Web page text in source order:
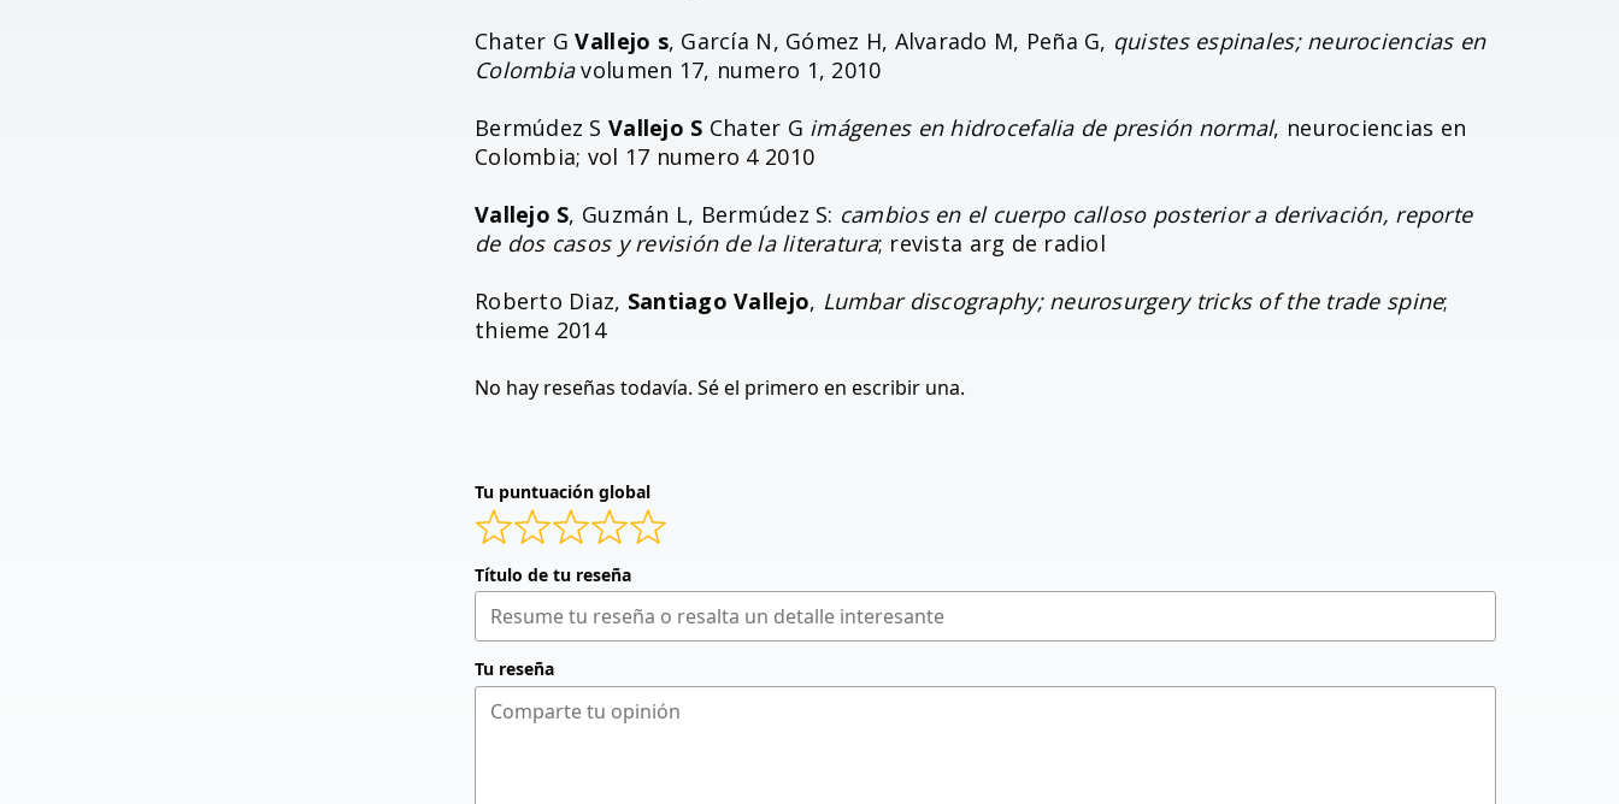
Chater G Vallejo s, García N, Gómez H, Alvarado M, Peña G, quistes espinales; neurociencias en
Colombiavolumen 17, numero 1, 2010
Bermúdez S Vallejo S Chater G imágenes en hidrocefalia de presión normal, neurociencias en
Colombia; vol 17 numero 4 2010
Vallejo S, Guzmán L, Bermúdez S: cambios en el cuerpo calloso posterior a derivación, reporte
de dos casos y revisión de la literatura; revista arg de radiol
Roberto Diaz, Santiago Vallejo, Lumbar discography; neurosurgery tricks of the trade spine;
thieme 2014
No hay reseñas todavía. Sé el primero en escribir una.
Tu puntuación global
Título de tu reseña
Tu reseña